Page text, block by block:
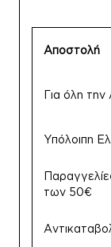
Αποστολή
Για όλη την
Υπόλοιπη
των 50€